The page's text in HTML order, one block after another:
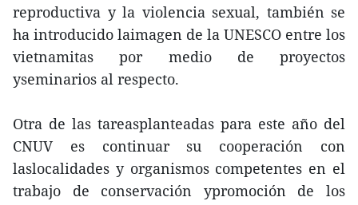
reproductiva y la violencia sexual, también se
ha introducido laimagen de la UNESCO entre los
vietnamitas por medio de proyectos
yseminarios al respecto.
Otra de las tareasplanteadas para este año del
CNUV es continuar su cooperación con
laslocalidades y organismos competentes en el
trabajo de conservación ypromoción de los